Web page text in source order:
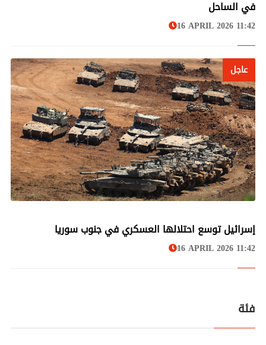
فئة
في الساحل
16 APRIL 2026 11:42
عاجل
إسرائيل توسع احتلالها العسكري في جنوب سوريا
16 APRIL 2026 11:42